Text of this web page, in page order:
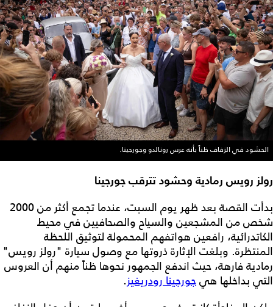
الحشود في الزفاف ظناً بأنه عرس رونالدو وجورجينا.
رولز رويس رمادية وحشود تترقب جورجينا
بدأت القصة بعد ظهر يوم السبت، عندما تجمع أكثر من 2000
شخص من المشجعين والسياح والصحافيين في محيط
الكاتدرائية، رافعين هواتفهم المحمولة لتوثيق اللحظة
المنتظرة. وبلغت الإثارة ذروتها مع وصول سيارة "رولز رويس"
رمادية فارهة، حيث اندفع الجمهور نحوها ظناً منهم أن العروس
التي بداخلها هيجورجينا رودريغيز.